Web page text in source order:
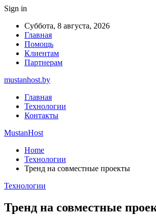
Sign in
Суббота, 8 августа, 2026
Главная
Помощь
Клиентам
Партнерам
mustanhost.by
Главная
Технологии
Контакты
MustanHost
Home
Технологии
Тренд на совместные проекты
Технологии
Тренд на совместные